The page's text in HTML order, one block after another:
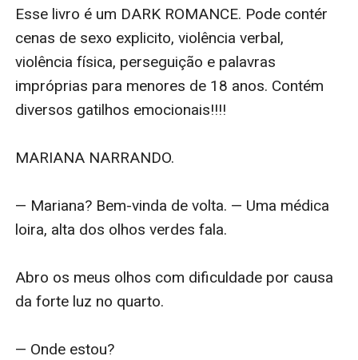
uma jornada de autodescoberta, perigo constante e
força inesperada. Enquanto ela luta contra suas
lembranças dolorosas e enfrenta os perigos à espreita,
ela começa a trilhar um caminho em direção à cura e
à busca por justiça.
Esse livro é um DARK ROMANCE. Pode contér
cenas de sexo explicito, violência verbal,
violência física, perseguição e palavras
impróprias para menores de 18 anos. Contém
diversos gatilhos emocionais!!!!
MARIANA NARRANDO.
— Mariana? Bem-vinda de volta. — Uma médica
loira, alta dos olhos verdes fala.
Abro os meus olhos com dificuldade por causa
da forte luz no quarto.
— Onde estou?